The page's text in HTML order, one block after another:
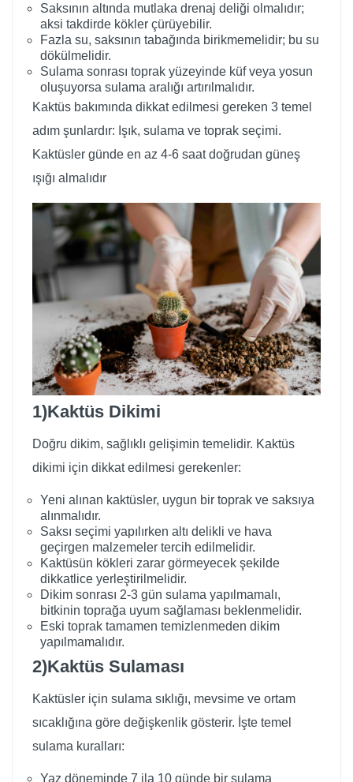
Saksının altında mutlaka drenaj deliği olmalıdır;
aksi takdirde kökler çürüyebilir.
Fazla su, saksının tabağında birikmemelidir; bu su
dökülmelidir.
Sulama sonrası toprak yüzeyinde küf veya yosun
oluşuyorsa sulama aralığı artırılmalıdır.
Kaktüs bakımında dikkat edilmesi gereken 3 temel
adım şunlardır: Işık, sulama ve toprak seçimi.
Kaktüsler günde en az 4-6 saat doğrudan güneş
ışığı almalıdır
1)Kaktüs Dikimi
Doğru dikim, sağlıklı gelişimin temelidir. Kaktüs
dikimi için dikkat edilmesi gerekenler:
Yeni alınan kaktüsler, uygun bir toprak ve saksıya
alınmalıdır.
Saksı seçimi yapılırken altı delikli ve hava
geçirgen malzemeler tercih edilmelidir.
Kaktüsün kökleri zarar görmeyecek şekilde
dikkatlice yerleştirilmelidir.
Dikim sonrası 2-3 gün sulama yapılmamalı,
bitkinin toprağa uyum sağlaması beklenmelidir.
Eski toprak tamamen temizlenmeden dikim
yapılmamalıdır.
2)Kaktüs Sulaması
Kaktüsler için sulama sıklığı, mevsime ve ortam
sıcaklığına göre değişkenlik gösterir. İşte temel
sulama kuralları:
Yaz döneminde 7 ila 10 günde bir sulama